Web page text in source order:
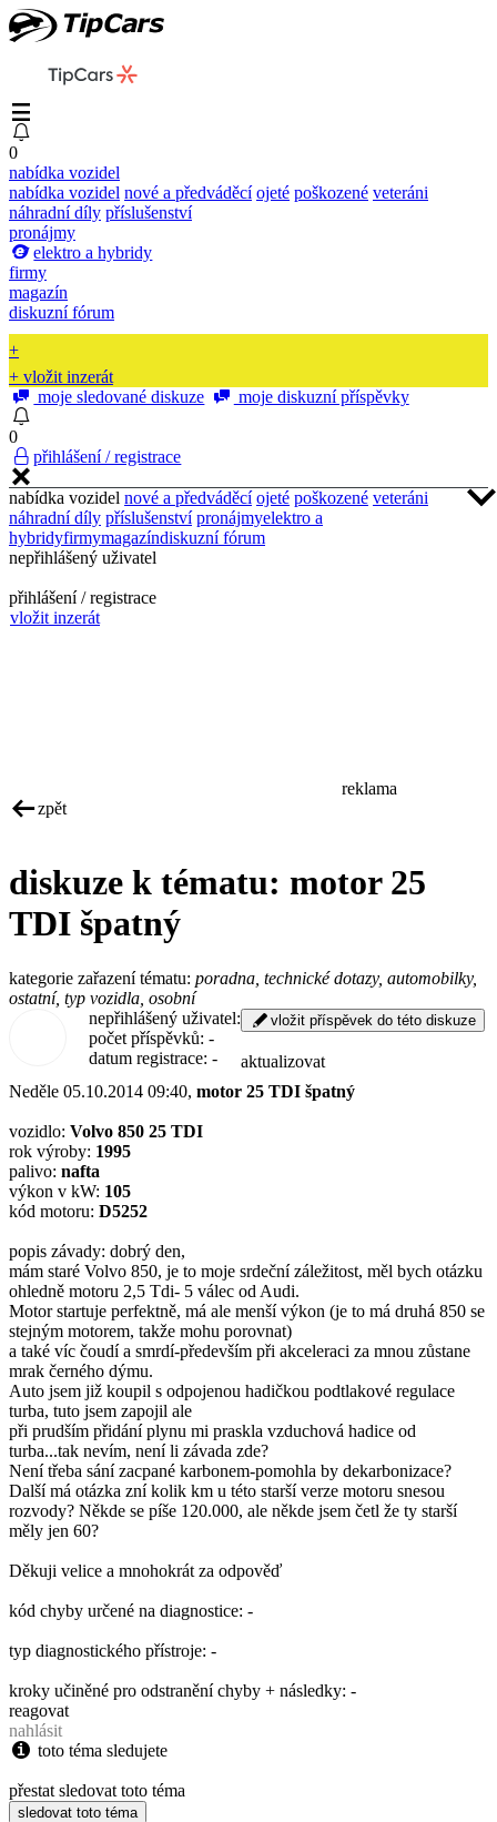
0
nabídka vozidel
nabídka vozidel nové a předváděcí ojeté poškozené veteráni
náhradní díly příslušenství
pronájmy
elektro a hybridy
firmy
magazín
diskuzní fórum
+
+ vložit inzerát
moje sledované diskuze
moje diskuzní příspěvky
0
přihlášení / registrace
nabídka vozidel nové a předváděcí ojeté poškozené veteráni
náhradní díly příslušenství pronájmyelektro a
hybridyfirmymagazíndiskuzní fórum
nepřihlášený uživatel
přihlášení / registrace
vložit inzerát
reklama
zpět
diskuze k tématu: motor 25
TDI špatný
kategorie zařazení tématu: poradna, technické dotazy, automobilky,
ostatní, typ vozidla, osobní
nepřihlášený uživatel
počet příspěvků -
datum registrace -
Neděle 05.10.2014 09:40, motor 25 TDI špatný
vozidlo: Volvo 850 25 TDI
rok výroby: 1995
palivo: nafta
výkon v kW: 105
kód motoru: D5252
popis závady: dobrý den,
mám staré Volvo 850, je to moje srdeční záležitost, měl bych otázku
ohledně motoru 2,5 Tdi- 5 válec od Audi.
Motor startuje perfektně, má ale menší výkon (je to má druhá 850 se
stejným motorem, takže mohu porovnat)
a také víc čoudí a smrdí-především při akceleraci za mnou zůstane
mrak černého dýmu.
Auto jsem již koupil s odpojenou hadičkou podtlakové regulace
turba, tuto jsem zapojil ale
při prudším přidání plynu mi praskla vzduchová hadice od
turba...tak nevím, není li závada zde?
Není třeba sání zacpané karbonem-pomohla by dekarbonizace?
Další má otázka zní kolik km u této starší verze motoru snesou
rozvody? Někde se píše 120.000, ale někde jsem četl že ty starší
měly jen 60?
Děkuji velice a mnohokrát za odpověď
kód chyby určené na diagnostice: -
typ diagnostického přístroje: -
kroky učiněné pro odstranění chyby + následky: -
reagovat
nahlásit
vložit příspěvek do této diskuze
aktualizovat
toto téma sledujete
přestat sledovat toto téma
sledovat toto téma